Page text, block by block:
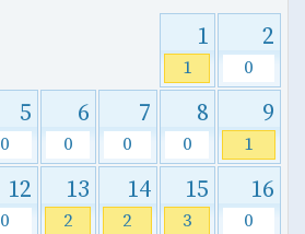
1
1
2
0
5
0
6
0
7
0
8
0
9
1
12
0
13
2
14
2
15
3
16
0